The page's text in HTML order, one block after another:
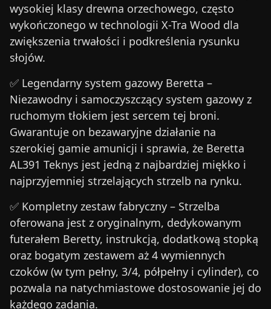
wysokiej klasy drewna orzechowego, często
wykończonego w technologii X-Tra Wood dla
zwiększenia trwałości i podkreślenia rysunku
słojów.
✅ Legendarny system gazowy Beretta –
Niezawodny i samoczyszczący system gazowy z
ruchomym tłokiem jest sercem tej broni.
Gwarantuje on bezawaryjne działanie na
szerokiej gamie amunicji i sprawia, że Beretta
AL391 Teknys jest jedną z najbardziej miękko i
najprzyjemniej strzelających strzelb na rynku.
✅ Kompletny zestaw fabryczny – Strzelba
oferowana jest z oryginalnym, dedykowanym
futerałem Beretty, instrukcją, dodatkową stopką
oraz bogatym zestawem aż 4 wymiennych
czoków (w tym pełny, 3/4, półpełny i cylinder), co
pozwala na natychmiastowe dostosowanie jej do
każdego zadania.